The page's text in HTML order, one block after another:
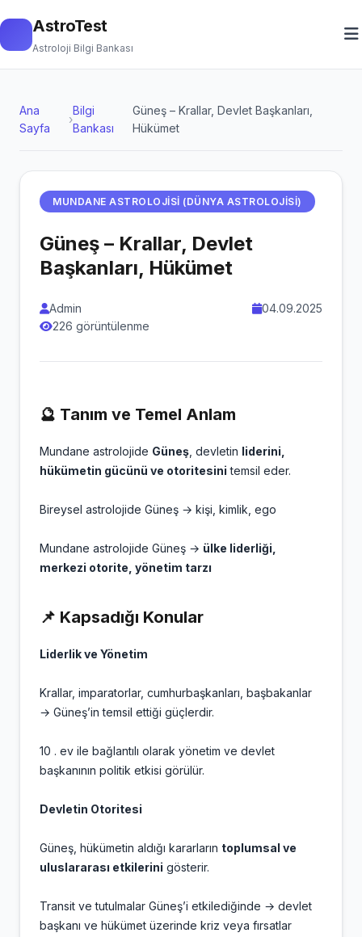
AstroTest
Astroloji Bilgi Bankası
Ana
Sayfa
›
Bilgi
Bankası
Güneş – Krallar, Devlet Başkanları,
Hükümet
MUNDANE ASTROLOJISI (DÜNYA ASTROLOJISI)
Güneş – Krallar, Devlet
Başkanları, Hükümet
Admin
04.09.2025
226 görüntülenme
🔮 Tanım ve Temel Anlam
Mundane astrolojide Güneş , devletin liderini,
hükümetin gücünü ve otoritesini temsil eder.
Bireysel astrolojide Güneş → kişi, kimlik, ego
Mundane astrolojide Güneş → ülke liderliği,
merkezi otorite, yönetim tarzı
📌 Kapsadığı Konular
Liderlik ve Yönetim
Krallar, imparatorlar, cumhurbaşkanları, başbakanlar
→ Güneş’in temsil ettiği güçlerdir.
10 . ev ile bağlantılı olarak yönetim ve devlet
başkanının politik etkisi görülür.
Devletin Otoritesi
Güneş, hükümetin aldığı kararların toplumsal ve
uluslararası etkilerini gösterir.
Transit ve tutulmalar Güneş’i etkilediğinde → devlet
başkanı ve hükümet üzerinde kriz veya fırsatlar